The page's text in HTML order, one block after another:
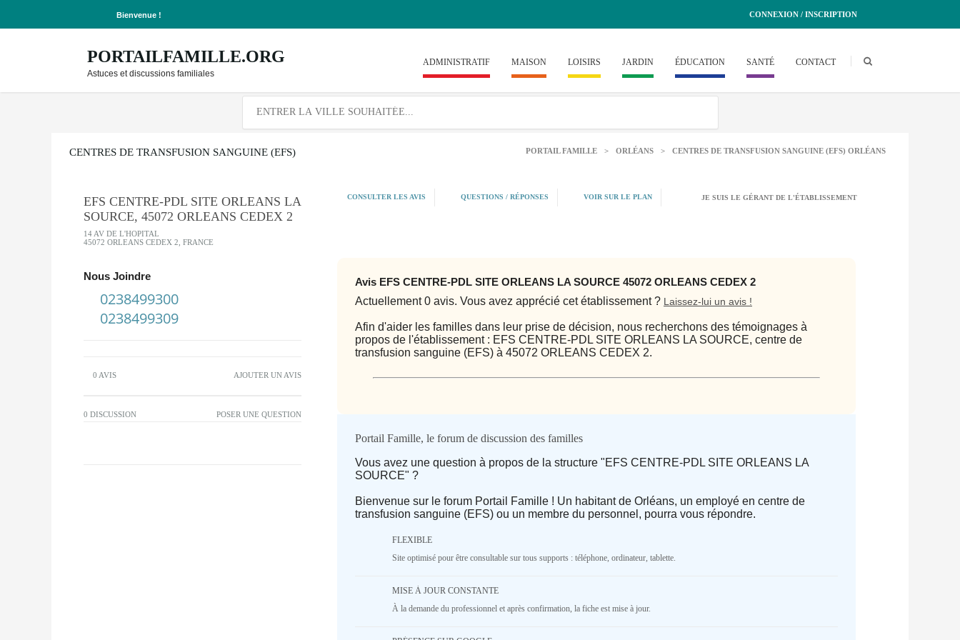
Bienvenue ! CONNEXION / INSCRIPTION
PORTAILFAMILLE.ORG
Astuces et discussions familiales
ADMINISTRATIF MAISON LOISIRS JARDIN ÉDUCATION SANTÉ CONTACT
CENTRES DE TRANSFUSION SANGUINE (EFS) PORTAIL FAMILLE > ORLÉANS > CENTRES DE TRANSFUSION SANGUINE (EFS) ORLÉANS
EFS CENTRE-PDL SITE ORLEANS LA
SOURCE, 45072 ORLEANS CEDEX 2
14 AV DE L'HOPITAL
45072 ORLEANS CEDEX 2, FRANCE
Nous Joindre
0238499300
0238499309
0 AVIS AJOUTER UN AVIS
0 DISCUSSION POSER UNE QUESTION
CONSULTER LES AVIS QUESTIONS / RÉPONSES VOIR SUR LE PLAN JE SUIS LE GÉRANT DE L'ÉTABLISSEMENT
Avis EFS CENTRE-PDL SITE ORLEANS LA SOURCE 45072 ORLEANS CEDEX 2
Actuellement 0 avis. Vous avez apprécié cet établissement ? Laissez-lui un avis !
Afin d'aider les familles dans leur prise de décision, nous recherchons des témoignages à
propos de l'établissement : EFS CENTRE-PDL SITE ORLEANS LA SOURCE, centre de
transfusion sanguine (EFS) à 45072 ORLEANS CEDEX 2.
Avis
⭐ Qualité
Deprecated: implode(): Passing null to parameter #1 ($separator) of type array|string is
deprecated in/home/lepetitbz/portailfamille.org/lib/Cake/View/Helper/FormHelper.php
♥️ Confort
Portail Famille, le forum de discussion des familles
Vous avez une question à propos de la structure "EFS CENTRE-PDL SITE ORLEANS LA
SOURCE" ?
Bienvenue sur le forum Portail Famille ! Un habitant de Orléans, un employé en centre de
transfusion sanguine (EFS) ou un membre du personnel, pourra vous répondre.
FLEXIBLE
Site optimisé pour être consultable sur tous supports : téléphone, ordinateur, tablette.
MISE À JOUR CONSTANTE
À la demande du professionnel et après confirmation, la fiche est mise à jour.